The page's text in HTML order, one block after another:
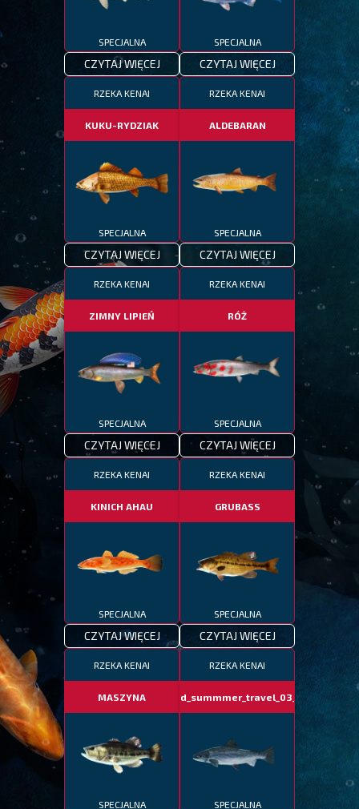
SPECJALNA
CZYTAJ WIĘCEJ
SPECJALNA
CZYTAJ WIĘCEJ
RZEKA KENAI
KUKU-RYDZIAK
SPECJALNA
CZYTAJ WIĘCEJ
RZEKA KENAI
ALDEBARAN
SPECJALNA
CZYTAJ WIĘCEJ
RZEKA KENAI
ZIMNY LIPIEŃ
SPECJALNA
CZYTAJ WIĘCEJ
RZEKA KENAI
RÓŻ
SPECJALNA
CZYTAJ WIĘCEJ
RZEKA KENAI
KINICH AHAU
SPECJALNA
CZYTAJ WIĘCEJ
RZEKA KENAI
GRUBASS
SPECJALNA
CZYTAJ WIĘCEJ
RZEKA KENAI
MASZYNA
SPECJALNA
RZEKA KENAI
fotd_summmer_travel_03_06
SPECJALNA